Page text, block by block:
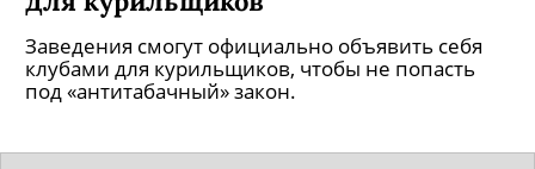
Заведения смогут официально объявить себя
клубами для курильщиков, чтобы не попасть
под «антитабачный» закон.